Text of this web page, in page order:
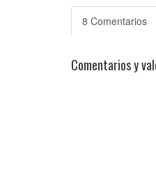
8 Comentarios
Comentarios y